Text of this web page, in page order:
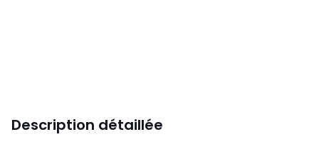
Description détaillée